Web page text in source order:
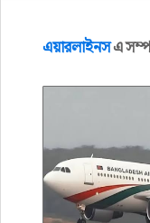
এয়ারলাইনসএ